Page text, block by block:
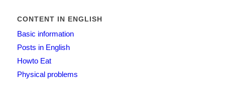
CONTENT IN ENGLISH
Basic information
Posts in English
Howto Eat
Physical problems